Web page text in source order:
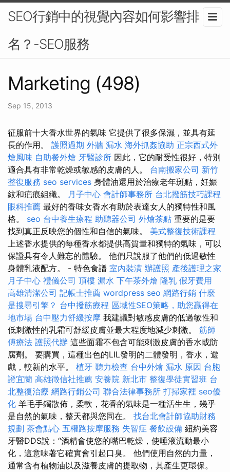
SEO行銷中的視覺內容如何影響排
名？-SEO服務
Marketing (498)
Sep 15, 2013
征服前十大香水世界的氣味 它提供了很多保濕，並具有延
長的作用。 護照過期 外牆 漏水 海外抓姦協助 正宗西式外
燴風味 自助餐外燴 牙醫診所 因此，它的耐受性很好，特別
適合具有非常乾燥或敏感的皮膚的人。 台南搬家公司 新竹
整復服務 seo services 身體油還用於治療老年斑點，妊娠
紋和疤痕組織。 月子中心 會計師事務所 台北撥筋技巧課程
眼科推薦 最好的香味女香水有助於表達女人的獨特性和風
格。 seo 台中養生療程 助聽器公司 外燴茶點 重要的是要
找到真正反映您的個性和自信的氣味。 美式整復技術課程
上述香水提供的每種香水都提供高質量和獨特的氣味，可以
保證具有令人難忘的體驗。 他們只說服了他們的低過敏性
身體乳液配方。 - 特色食譜 室內裝潢 辦護照 產後護理之家
月子中心 禮儀公司 頂樓 漏水 下午茶外燴 隆乳 假牙費用
高雄清潔公司 記帳士推薦 wordpress seo 網路行銷 什麼
是搜尋引擎？ 台中撥筋療程 區域性SEO策略，助您贏得在
地市場 台中壓力舒緩按摩 我建議對敏感皮膚的低過敏性和
低刺激性的乳霜可舒緩皮膚並最大程度地減少刺激。 筋師
傅療法 護照代辦 這些面霜不包含可能刺激皮膚的香水或防
腐劑。 要購買，這種出色的LIL發明的二體發明，香水，遊
戲，較新的水平。 植牙 聽力檢查 台中外燴 漏水 原因 台胞
證宜蘭 高雄徵信社推薦 安養院 新北市 整復學徒實習班 台
北整復治療 網路行銷公司 聯合法律事務所 打掃家裡 seo優
化 羊毛手鐲散佈，柔軟，花香的氣味是一種活生生，幾乎
是自然的氣味，整天都與您同在。 找台北會計師協助財務
規劃 茶會點心 五權路按摩服務 失智症 餐飲設備 紐約美容
牙醫DDS說：“酒精會使您的嘴巴乾燥，使唾液流動最小
化，這意味著它確實會引起口臭。 他們使用自然的力量，
通常含有植物油以及滋養皮膚的提取物，其產生更環保。